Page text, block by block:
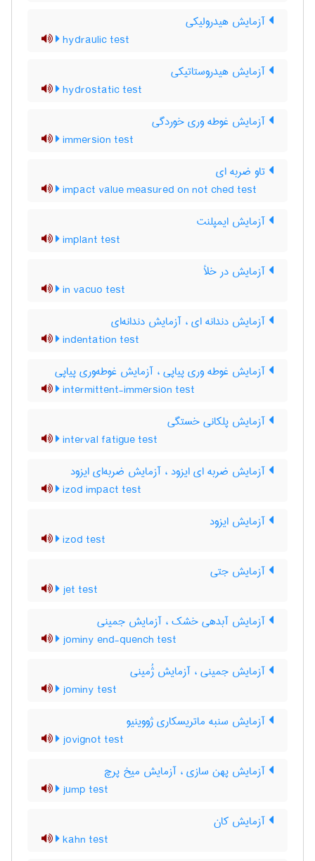
آزمایش هیدرولیکی
hydraulic test
آزمایش هیدروستاتیکی
hydrostatic test
آزمایش غوطه وری خوردگی
immersion test
تاو ضربه ای
impact value measured on not ched test
آزمایش ایمپلنت
implant test
آزمایش در خلأ
in vacuo test
آزمایش دندانه ای ، آزمایش دندانه‌ای
indentation test
آزمایش غوطه وری پیاپی ، آزمایش غوطه‌وری پیاپی
intermittent-immersion test
آزمایش پلکانی خستگی
interval fatigue test
آزمایش ضربه ای ایزود ، آزمایش ضربه‌ای ایزود
izod impact test
آزمایش ایزود
izod test
آزمایش جتی
jet test
آزمایش آبدهی خشک ، آزمایش جمینی
jominy end-quench test
آزمایش جمینی ، آزمایش ژُمینی
jominy test
آزمایش سنبه ماتریسکاری ژووینیو
jovignot test
آزمایش پهن سازی ، آزمایش میخ پرچ
jump test
آزمایش کان
kahn test